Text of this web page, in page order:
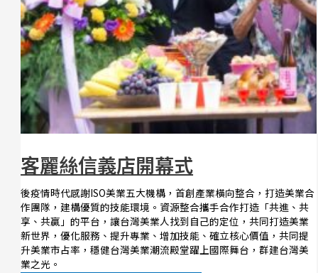
客麗絲信義店開幕式
後疫情時代感謝ISO美業五大機構，首創產業橫向整合，打造美業合
作團隊，建構優質的技能環境。資源整合攜手合作打造「共進、共
享、共贏」的平台，讓台灣美業人找到自己的定位，共同打造美業
新世界，優化服務、提升專業、增加技能、確立核心價值，共同提
升美業市占率，穩健台灣美業潮流殿堂躍上國際舞台，群建台灣美
業之光。